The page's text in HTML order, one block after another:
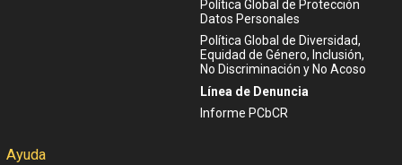
Política Global de Protección
Datos Personales
Política Global de Diversidad,
Equidad de Género, Inclusión,
No Discriminación y No Acoso
Línea de Denuncia
Informe PCbCR
Ayuda